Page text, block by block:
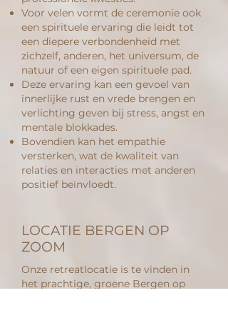
Voor velen vormt de ceremonie ook
een spirituele ervaring die leidt tot
een diepere verbondenheid met
zichzelf, anderen, het universum, de
natuur of een eigen spirituele pad.
Deze ervaring kan een gevoel van
innerlijke rust en vrede brengen en
verlichting geven bij stress, angst en
mentale blokkades.
Bovendien kan het empathie
versterken, wat de kwaliteit van
relaties en interacties met anderen
positief beïnvloedt.
LOCATIE BERGEN OP
ZOOM
Onze retreatlocatie is te vinden in
het prachtige, groene Bergen op